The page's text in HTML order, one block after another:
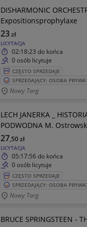
DISHARMONIC
Expositionsprophylaxe
LICYTACJA
23zł
02:18:23 do końca
0 osób licytuje
CZĘSTO SPRZEDAJE
SPRZEDAJĄCY: OSOBA
Nowy Targ
LECH JANERKA _
PODWODNA M.
LICYTACJA
27,50zł
05:17:56do końca
0 osób licytuje
CZĘSTO SPRZEDAJE
SPRZEDAJĄCY: OSOBA
Nowy Targ
BRUCE SPRINGSTEEN -